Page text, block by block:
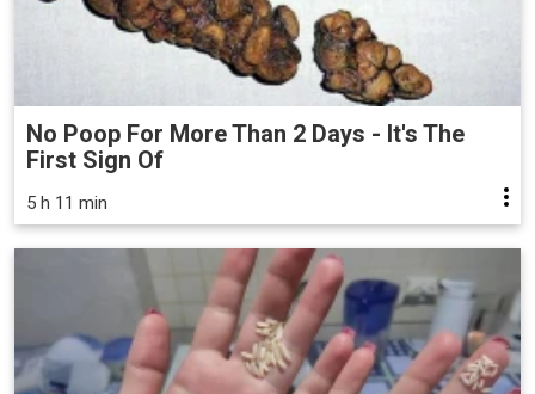
No Poop For More Than 2 Days - It's The
First Sign Of
5 h 11 min